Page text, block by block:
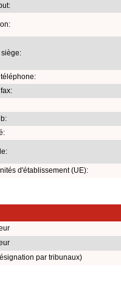
d'établissement (UE):
par tribunaux)